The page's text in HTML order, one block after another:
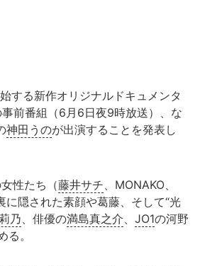
する新作オリジナルドキュメンタ
事前番組（6月6日夜9時放送）、な
神田うのが出演することを発表し
性たち（藤井サチ、MONAKO、
隠された素顔や葛藤、そして“光
乃、俳優の満島真之介、 JO1の河野
。